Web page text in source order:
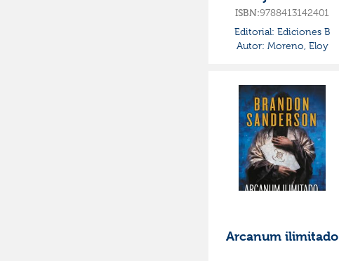
ISBN:9788413142401
Editorial: Ediciones B
Autor: Moreno, Eloy
Arcanum ilimitado